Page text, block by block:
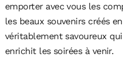
emporter avec vous les
les beaux souvenirs créés
véritablement savoureux
enrichit les soirées à venir.